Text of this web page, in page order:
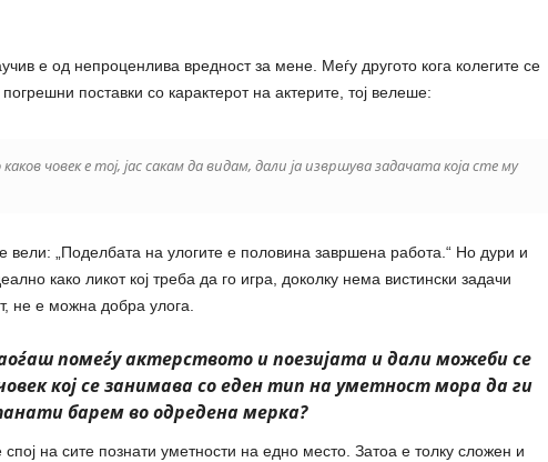
е од непроценлива вредност за мене. Меѓу другото кога колегите се
поставки со карактерот на актерите, тој велеше:
човек е тој, јас сакам да видам, дали ја извршува задачата која сте му
вели: „Поделбата на улогите е половина завршена работа.“ Но дури и
како ликот кој треба да го игра, доколку нема вистински задачи
не е можна добра улога.
помеѓу актерството и поезијата и дали можеби се
кој се занимава со еден тип на уметност мора да ги
барем во одредена мерка?
спој на сите познати уметности на едно место. Затоа е толку сложен и